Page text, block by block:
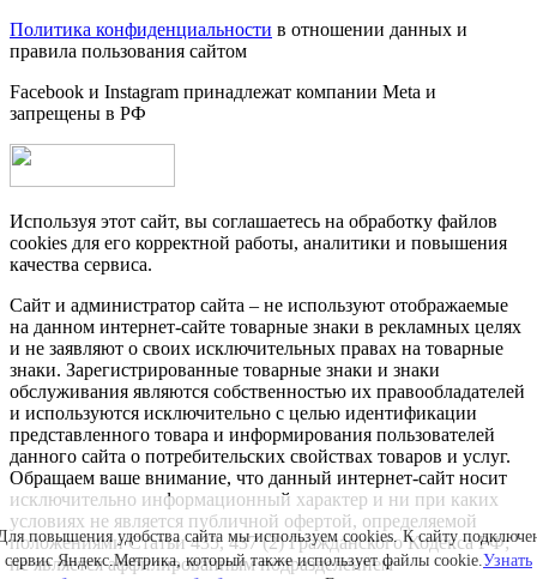
Политика конфиденциальности в отношении данных и
правила пользования сайтом
Facebook и Instagram принадлежат компании Metа и
запрещены в РФ
Используя этот сайт, вы соглашаетесь на обработку файлов
cookies для его корректной работы, аналитики и повышения
качества сервиса.
Сайт и администратор сайта – не используют отображаемые
на данном интернет-сайте товарные знаки в рекламных целях
и не заявляют о своих исключительных правах на товарные
знаки. Зарегистрированные товарные знаки и знаки
обслуживания являются собственностью их правообладателей
и используются исключительно с целью идентификации
представленного товара и информирования пользователей
данного сайта о потребительских свойствах товаров и услуг.
Обращаем ваше внимание, что данный интернет-сайт носит
исключительно информационный характер и ни при каких
условиях не является публичной офертой, определяемой
положениями Статьи 435, 437 (2) Гражданского Кодекса РФ;
не является аффилированным подразделением
повышения удобства сайта мы используем cookies. К сайту
сервис Яндекс.Метрика, который также использует файлы cookie.Узнать